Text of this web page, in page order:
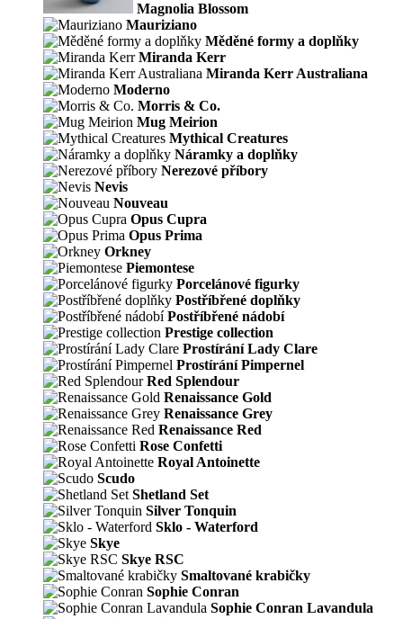
Magnolia Blossom
Mauriziano
Měděné formy a doplňky
Miranda Kerr
Miranda Kerr Australiana
Moderno
Morris & Co.
Mug Meirion
Mythical Creatures
Náramky a doplňky
Nerezové příbory
Nevis
Nouveau
Opus Cupra
Opus Prima
Orkney
Piemontese
Porcelánové figurky
Postříbřené doplňky
Postříbřené nádobí
Prestige collection
Prostírání Lady Clare
Prostírání Pimpernel
Red Splendour
Renaissance Gold
Renaissance Grey
Renaissance Red
Rose Confetti
Royal Antoinette
Scudo
Shetland Set
Silver Tonquin
Sklo - Waterford
Skye
Skye RSC
Smaltované krabičky
Sophie Conran
Sophie Conran Lavandula